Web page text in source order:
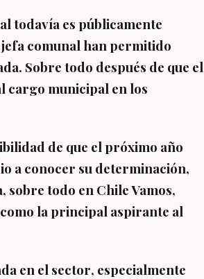
todavía es públicamente
comunal han permitido
Sobre todo después de que el
cargo municipal en los
de que el próximo año
a conocer su determinación,
sobre todo en Chile Vamos,
la principal aspirante al
en el sector, especialmente